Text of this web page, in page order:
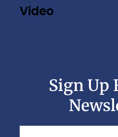
Video
Sign Up